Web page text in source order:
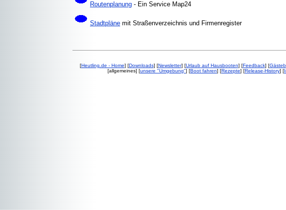
Routenplanung - Ein Service Map24
Stadtpläne mit Straßenverzeichnis und Firmenregister
[Heutling.de - Home] [Downloads] [Newsletter] [Urlaub auf Hausbooten] [Feedback] [
[allgemeines] [unsere "Umgebung"] [Boot fahren] [Rezepte] [Release-History] [